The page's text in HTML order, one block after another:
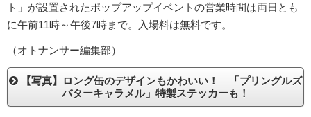
ト」が設置されたポップアップイベントの営業時間は両日とも
に午前11時～午後7時まで。入場料は無料です。
（オトナンサー編集部）
【写真】ロング缶のデザインもかわいい！ 「プリングルズ
バターキャラメル」特製ステッカーも！